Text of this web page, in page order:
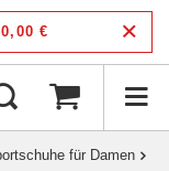
€
für Damen